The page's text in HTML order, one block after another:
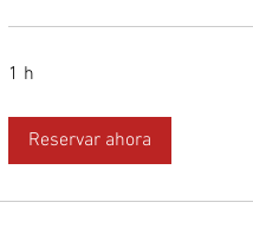
1 h
Reservar ahora